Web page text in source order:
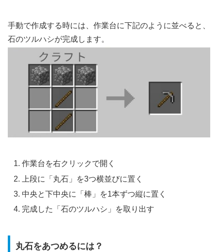
手動で作成する時には、作業台に下記のように並べると、
石のツルハシが完成します。
作業台を右クリックで開く
上段に「丸石」を3つ横並びに置く
中央と下中央に「棒」を1本ずつ縦に置く
完成した「石のツルハシ」を取り出す
丸石をあつめるには？